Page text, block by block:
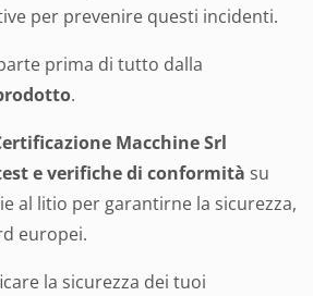
per prevenire questi incidenti.
prima di tutto dalla
.
Macchine Srl
e verifiche di conformità su
al litio per garantirne la sicurezza,
europei.
la sicurezza dei tuoi